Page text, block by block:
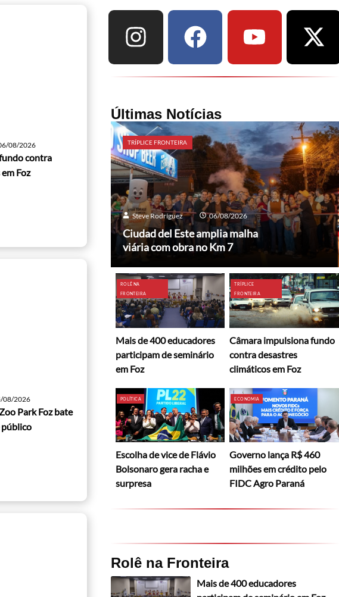
08/2026
contra
Foz
08/2026
Park Foz bate
Últimas Notícias
TRÍPLICE FRONTEIRA
Steve Rodríguez 06/08/2026
Ciudad del Este amplia malha
viária com obra no Km 7
ROLÊ NA
FRONTEIRA
Mais de 400 educadores
participam de seminário
em Foz
TRÍPLICE
FRONTEIRA
Câmara impulsiona fundo
contra desastres
climáticos em Foz
POLÍTICA
Escolha de vice de Flávio
Bolsonaro gera racha e
surpresa
ECONOMIA
Governo lança R$ 460
milhões em crédito pelo
FIDC Agro Paraná
Rolê na Fronteira
Mais de 400 educadores